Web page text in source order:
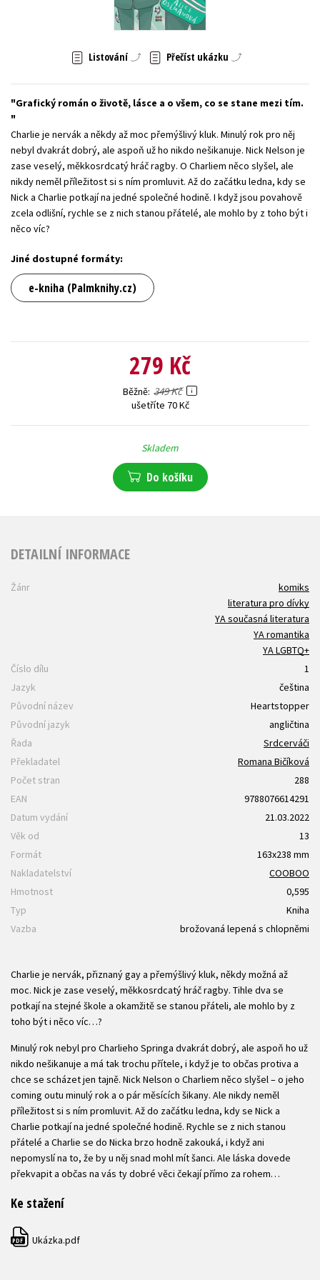
Zahraniční literatura
Všechny tituly
Listování Přečíst ukázku
Grafický román o životě, lásce a o všem, co se stane mezi tím.
Charlie je nervák a někdy až moc přemýšlivý kluk. Minulý rok pro něj
nebyl dvakrát dobrý, ale aspoň už ho nikdo nešikanuje. Nick Nelson je
zase veselý, měkkosrdcatý hráč ragby. O Charliem něco slyšel, ale
nikdy neměl příležitost si s ním promluvit. Až do začátku ledna, kdy se
Nick a Charlie potkají na jedné společné hodině. I když jsou povahově
zcela odlišní, rychle se z nich stanou přátelé, ale mohlo by z toho být i
něco víc?
Jiné dostupné formáty:
e-kniha (Palmknihy.cz)
279 Kč
Běžně 349 Kč
ušetříte 70 Kč
Skladem
Do košíku
DETAILNÍ INFORMACE
Žánr
komiks
literatura pro dívky
YA současná literatura
YA romantika
YA LGBTQ+
Číslo dílu
1
Jazyk
čeština
Původní název
Heartstopper
Původní jazyk
angličtina
Řada
Srdcerváči
Překladatel
Romana Bičíková
Počet stran
288
EAN
9788076614291
Datum vydání
21.03.2022
Věk od
13
Formát
163x238 mm
Nakladatelství
COOBOO
Hmotnost
0,595
Typ
Kniha
Vazba
brožovaná lepená s chlopněmi
Charlie je nervák, přiznaný gay a přemýšlivý kluk, někdy možná až
moc. Nick je zase veselý, měkkosrdcatý hráč ragby. Tihle dva se
potkají na stejné škole a okamžitě se stanou přáteli, ale mohlo by z
toho být i něco víc…?
Minulý rok nebyl pro Charlieho Springa dvakrát dobrý, ale aspoň ho už
nikdo nešikanuje a má tak trochu přítele, i když je to občas protiva a
chce se scházet jen tajně. Nick Nelson o Charliem něco slyšel – o jeho
coming outu minulý rok a o pár měsících šikany. Ale nikdy neměl
příležitost si s ním promluvit. Až do začátku ledna, kdy se Nick a
Charlie potkají na jedné společné hodině. Rychle se z nich stanou
přátelé a Charlie se do Nicka brzo hodně zakouká, i když ani
nepomyslí na to, že by u něj snad mohl mít šanci. Ale láska dovede
překvapit a občas na vás ty dobré věci čekají přímo za rohem…
Ke stažení
PDF Ukázka.pdf